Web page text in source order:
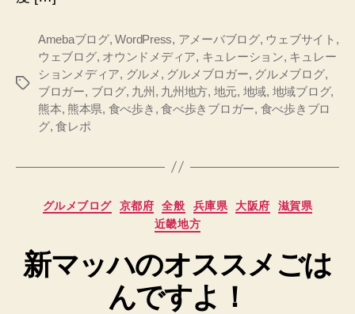
の
タ
Amebaブログ,WordPress, アメーバブログ, ウェブサイト ,
ウェブログ, オウンドメディア, キュレーション, キュレー
ションメディア, グルメ , グルメブロガー, グルメブログ,
ブロガー, ブログ, 九州 , 九州地方, 地元, 地域, 地域ブログ,
熊本, 熊本県, 食べ歩き ,食べ歩きブロガー, 食べ歩きブロ
グ,食レポ
カ
テ
ゴ
リ
ー
グルメブログ 京都府 全般 兵庫県 大阪府
滋賀県
近畿地方
新マッハのオススメごは
んですよ！